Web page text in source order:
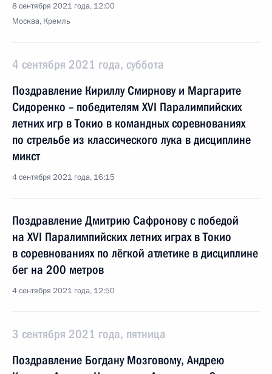
8 сентября 2021 года, 12:00
Москва, Кремль
4 сентября 2021 года, суббота
Поздравление Кириллу Смирнову и Маргарите
Сидоренко – победителям XVI Паралимпийских
летних игр в Токио в командных соревнованиях
по стрельбе из классического лука в дисциплине
микст
4 сентября 2021 года, 16:15
Поздравление Дмитрию Сафронову с победой
на XVI Паралимпийских летних играх в Токио
в соревнованиях по лёгкой атлетике в дисциплине
бег на 200 метров
4 сентября 2021 года, 12:50
3 сентября 2021 года, пятница
Поздравление Богдану Мозговому, Андрею